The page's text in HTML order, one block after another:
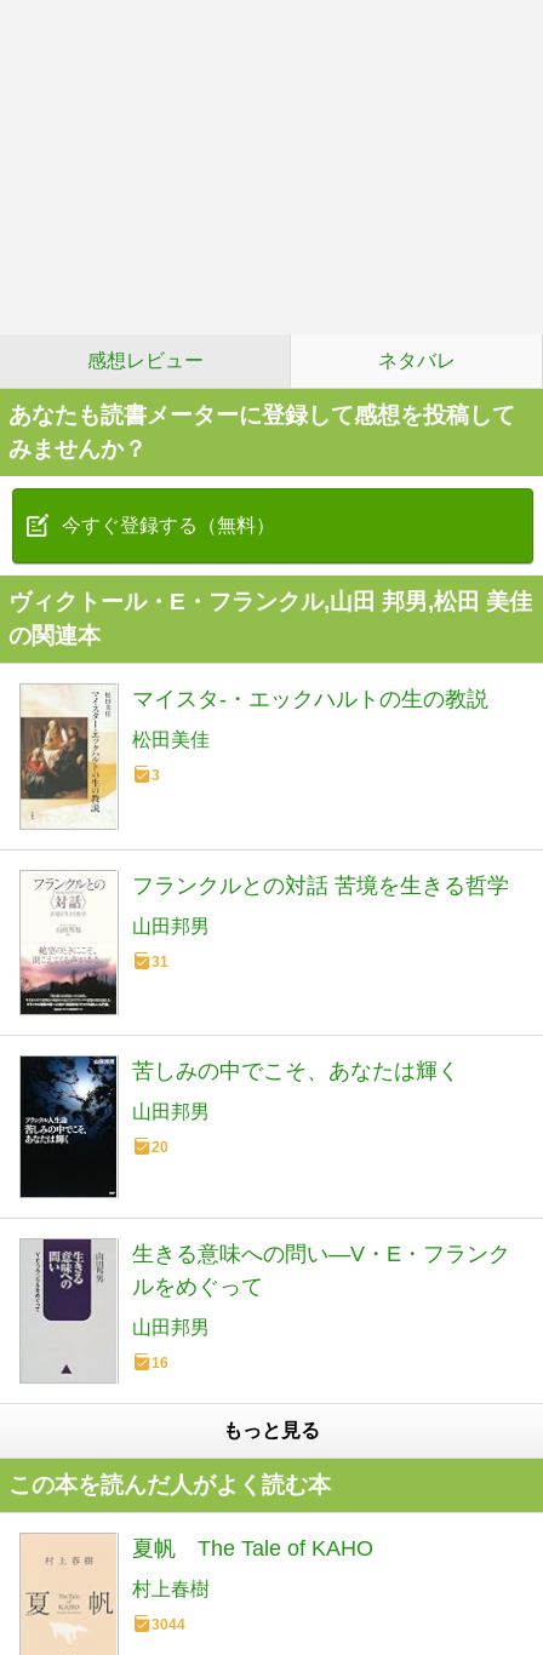
感想レビュー ネタバレ
あなたも読書メーターに登録して感想を投稿して
みませんか？
今すぐ登録する（無料）
ヴィクトール・E・フランクル,山田 邦男,松田 美佳
の関連本
マイスタ-・エックハルトの生の教説
松田美佳
3
フランクルとの対話 苦境を生きる哲学
山田邦男
31
苦しみの中でこそ、あなたは輝く
山田邦男
20
生きる意味への問い―V・E・フランク
ルをめぐって
山田邦男
16
もっと見る
この本を読んだ人がよく読む本
夏帆 The Tale of KAHO
村上春樹
3044